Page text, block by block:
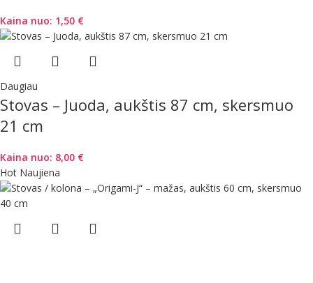
Kaina nuo: 1,50 €
Daugiau
Stovas – Juoda, aukštis 87 cm, skersmuo
21 cm
Kaina nuo: 8,00 €
Hot Naujiena